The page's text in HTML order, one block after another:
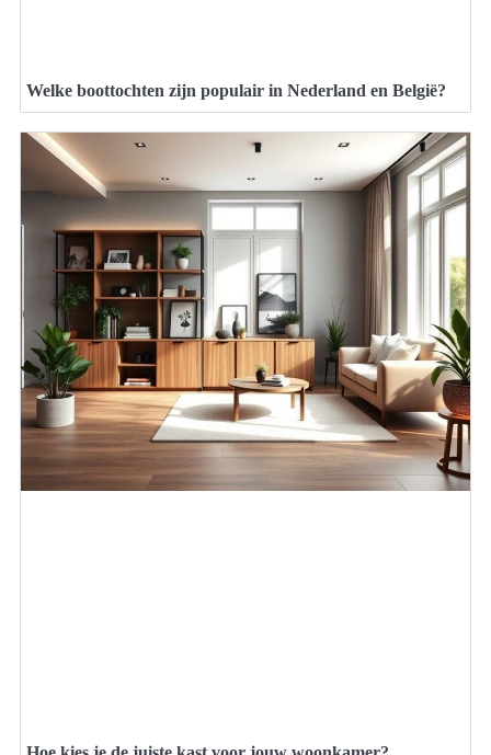
Welke boottochten zijn populair in Nederland en België?